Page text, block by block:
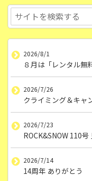
2026/8/1
８月は「レンタル無
2026/7/26
クライミング＆キャ
2026/7/23
ROCK&SNOW 110号
2026/7/14
14周年 ありがとう